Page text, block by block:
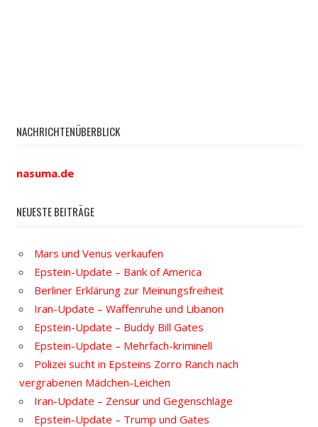
NACHRICHTENÜBERBLICK
nasuma.de
NEUESTE BEITRÄGE
Mars und Venus verkaufen
Epstein-Update – Bank of America
Berliner Erklärung zur Meinungsfreiheit
Iran-Update – Waffenruhe und Libanon
Epstein-Update – Buddy Bill Gates
Epstein-Update – Mehrfach-kriminell
Polizei sucht in Epsteins Zorro Ranch nach
vergrabenen Mädchen-Leichen
Iran-Update – Zensur und Gegenschläge
Epstein-Update – Trump und Gates